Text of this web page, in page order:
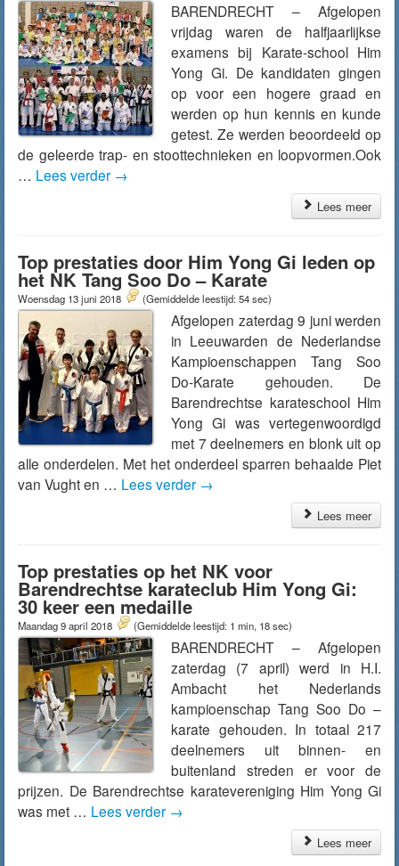
BARENDRECHT – Afgelopen
vrijdag waren de halfjaarlijkse
examens bij Karate-school Him
Yong Gi. De kandidaten gingen
op voor een hogere graad en
werden op hun kennis en kunde
getest. Ze werden beoordeeld op
de geleerde trap- en stoottechnieken en loopvormen.Ook
… Lees verder →
Lees meer
Top prestaties door Him Yong Gi leden op
het NK Tang Soo Do – Karate
Woensdag 13 juni 2018 (Gemiddelde leestijd: 54 sec)
Afgelopen zaterdag 9 juni werden
in Leeuwarden de Nederlandse
Kampioenschappen Tang Soo
Do-Karate gehouden. De
Barendrechtse karateschool Him
Yong Gi was vertegenwoordigd
met 7 deelnemers en blonk uit op
alle onderdelen. Met het onderdeel sparren behaalde Piet
van Vught en … Lees verder →
Lees meer
Top prestaties op het NK voor
Barendrechtse karateclub Him Yong Gi:
30 keer een medaille
Maandag 9 april 2018 (Gemiddelde leestijd: 1 min, 18 sec)
BARENDRECHT – Afgelopen
zaterdag (7 april) werd in H.I.
Ambacht het Nederlands
kampioenschap Tang Soo Do –
karate gehouden. In totaal 217
deelnemers uit binnen- en
buitenland streden er voor de
prijzen. De Barendrechtse karatevereniging Him Yong Gi
was met … Lees verder →
Lees meer